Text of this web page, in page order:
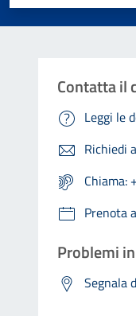
Contatta il
Leggi le
Richiedi
Chiama:
Prenota
Problemi
Segnala